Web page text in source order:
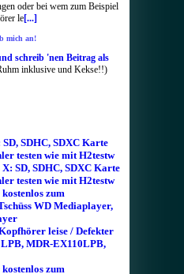
oder bei wem zum Beispiel
le[...]
mich an!
schreib 'nen Beitrag als
inklusive und Kekse!!)
SDHC, SDXC Karte
testen wie mit H2testw
SD, SDHC, SDXC Karte
testen wie mit H2testw
zum
WD Mediaplayer,
leise / Defekter
MDR-EX110LPB,
zum